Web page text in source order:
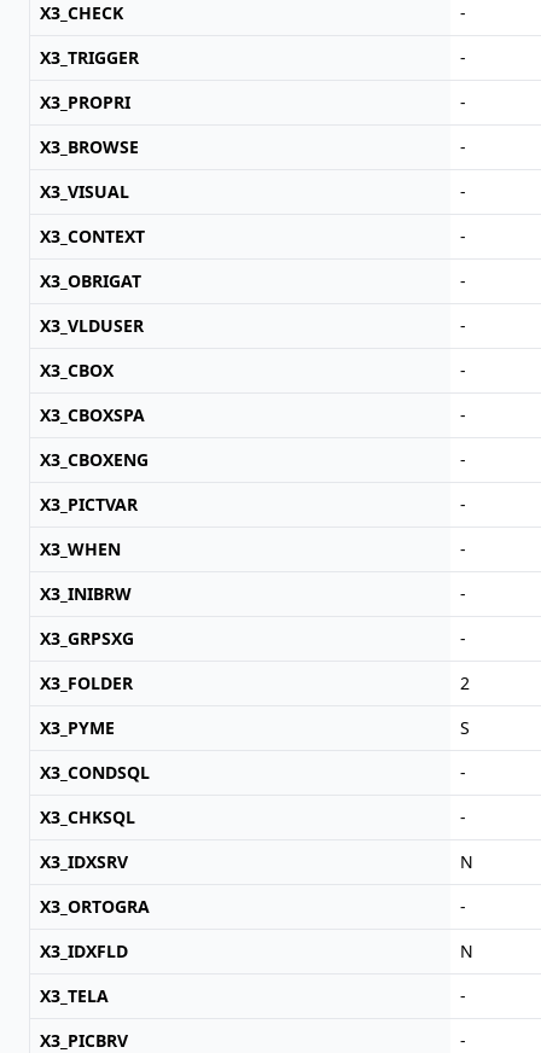
X3_CHECK
-
X3_TRIGGER
-
X3_PROPRI
-
X3_BROWSE
-
X3_VISUAL
-
X3_CONTEXT
-
X3_OBRIGAT
-
X3_VLDUSER
-
X3_CBOX
-
X3_CBOXSPA
-
X3_CBOXENG
-
X3_PICTVAR
-
X3_WHEN
-
X3_INIBRW
-
X3_GRPSXG
-
X3_FOLDER
2
X3_PYME
S
X3_CONDSQL
-
X3_CHKSQL
-
X3_IDXSRV
N
X3_ORTOGRA
-
X3_IDXFLD
N
X3_TELA
-
X3_PICBRV
-